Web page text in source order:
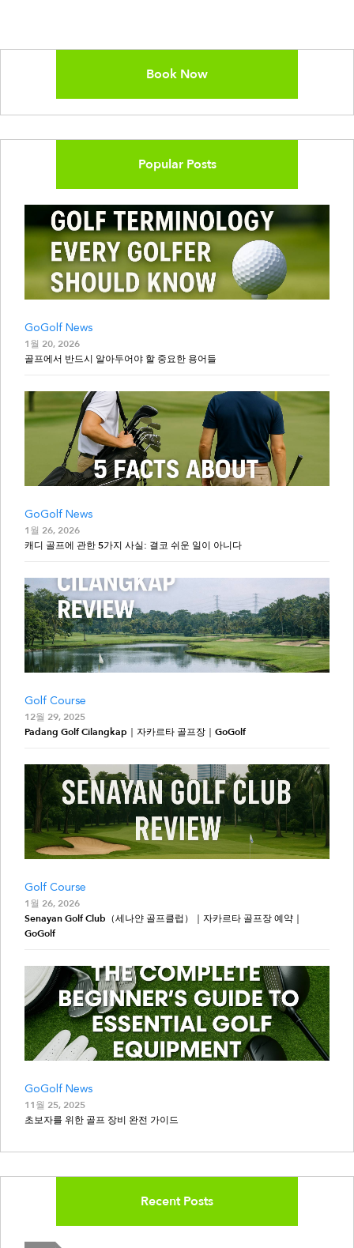
Book Now
Popular Posts
GoGolf News
1월 20, 2026
골프에서 반드시 알아두어야 할 중요한 용어들
GoGolf News
1월 26, 2026
캐디 골프에 관한 5가지 사실: 결코 쉬운 일이 아니다
Golf Course
12월 29, 2025
Padang Golf Cilangkap｜자카르타 골프장｜GoGolf
Golf Course
1월 26, 2026
Senayan Golf Club（세나얀 골프클럽）｜자카르타 골프장 예약｜
GoGolf
GoGolf News
11월 25, 2025
초보자를 위한 골프 장비 완전 가이드
Recent Posts